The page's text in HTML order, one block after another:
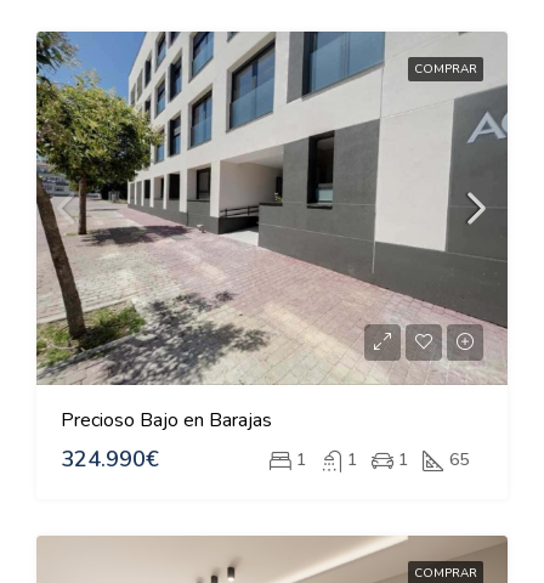
COMPRAR
Precioso Bajo en Barajas
324.990€ 1 1 1 65
COMPRAR